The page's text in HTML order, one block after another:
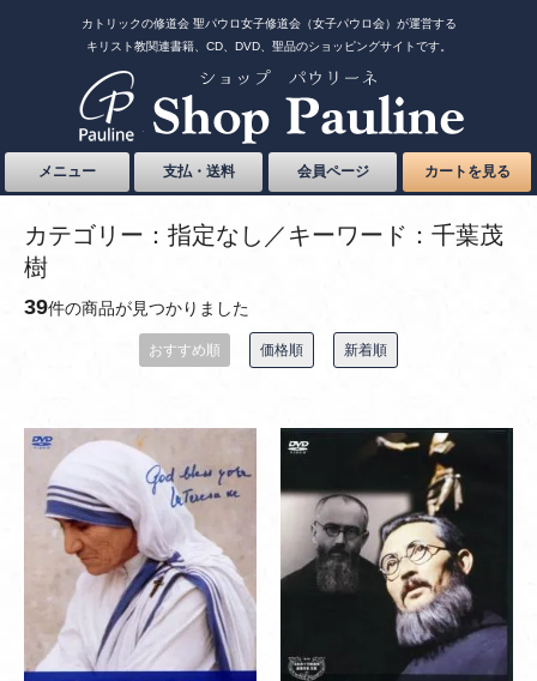
カトリックの修道会 聖パウロ女子修道会（女子パウロ会）が運営する
キリスト教関連書籍、CD、DVD、聖品のショッピングサイトです。
メニュー 支払・送料 会員ページ カートを見る
カテゴリー：指定なし／キーワード：千葉茂
樹
39件の商品が見つかりました
おすすめ順 価格順 新着順